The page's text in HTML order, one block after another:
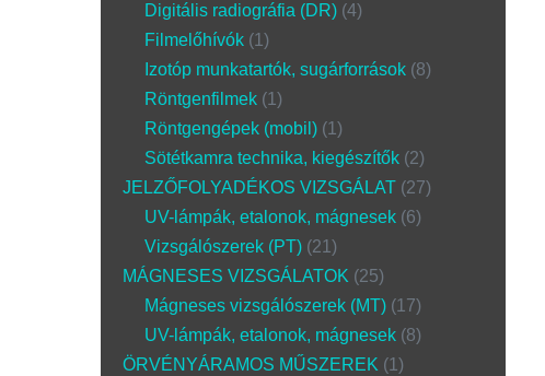
Digitális radiográfia (DR) 4
Filmelőhívók 1
Izotóp munkatartók, sugárforrások 8
Röntgenfilmek 1
Röntgengépek (mobil) 1
Sötétkamra technika, kiegészítők 2
JELZŐFOLYADÉKOS VIZSGÁLAT 27
UV-lámpák, etalonok, mágnesek 6
Vizsgálószerek (PT) 21
MÁGNESES VIZSGÁLATOK
25
Mágneses vizsgálószerek (MT) 17
UV-lámpák, etalonok, mágnesek 8
ÖRVÉNYÁRAMOS MŰSZEREK
1